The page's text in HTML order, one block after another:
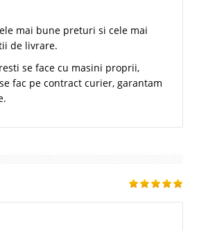
mai bune preturi si cele mai
de livrare.
se face cu masini proprii,
fac pe contract curier, garantam